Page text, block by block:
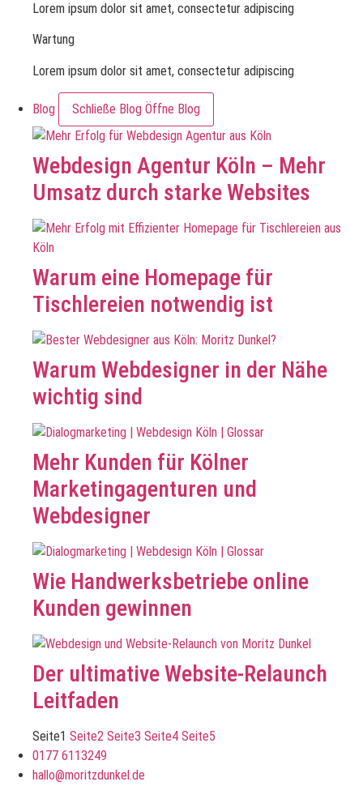
Lorem ipsum dolor sit amet, consectetur adipiscing
Wartung
Lorem ipsum dolor sit amet, consectetur adipiscing
Blog Schließe Blog Öffne Blog
Webdesign Agentur Köln – Mehr
Umsatz durch starke Websites
Warum eine Homepage für
Tischlereien notwendig ist
Warum Webdesigner in der Nähe
wichtig sind
Mehr Kunden für Kölner
Marketingagenturen und
Webdesigner
Wie Handwerksbetriebe online
Kunden gewinnen
Der ultimative Website-Relaunch
Leitfaden
Seite1 Seite2 Seite3 Seite4 Seite5
0177 6113249
hallo@moritzdunkel.de